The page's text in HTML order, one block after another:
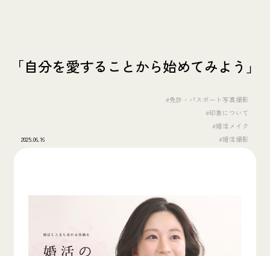
「自分を愛することから始めてみよう」
2025.06.16
#免許・パスポート写真撮影
#印象について
#婚活メイク
#婚活撮影